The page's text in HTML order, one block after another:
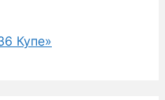
Купе»